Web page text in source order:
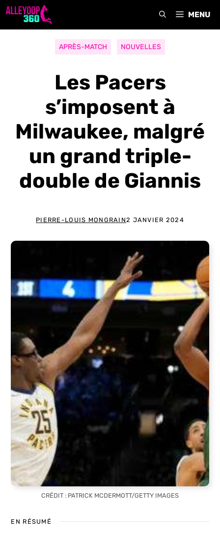
Aller
MENU
APRÈS-MATCH NOUVELLES
Les Pacers
s’imposent à
Milwaukee, malgré
un grand triple-
double de Giannis
PIERRE-LOUIS MONGRAIN2 JANVIER 2024
CRÉDIT : PATRICK MCDERMOTT/GETTY IMAGES
EN RÉSUMÉ